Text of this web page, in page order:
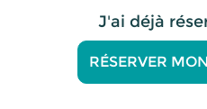
J'ai déjà
RÉSERVER